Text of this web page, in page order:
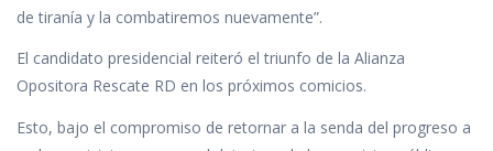
de tiranía y la combatiremos nuevamente”.
El candidato presidencial reiteró el triunfo de la Alianza
Opositora Rescate RD en los próximos comicios.
Esto, bajo el compromiso de retornar a la senda del progreso a